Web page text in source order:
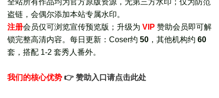
全站所有作品均为官方原版资源，无第三方水印；仅为防范
盗链，会偶尔添加本站专属水印。
注册会员仅可浏览宣传预览版 ； 升级为 VIP 赞助会员即可解
锁完整高清内容。每日更新： Coser约 50 ，其他机构约 60
套， 搭配 1-2 套秀人番外。
我们的核心优势 👉 赞助入口请点击此处